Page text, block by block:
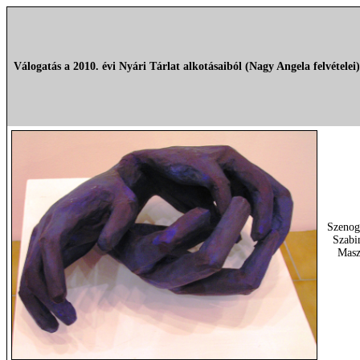
Válogatás a 2010. évi Nyári Tárlat alkotásaiból (Nagy Angela felvételei)